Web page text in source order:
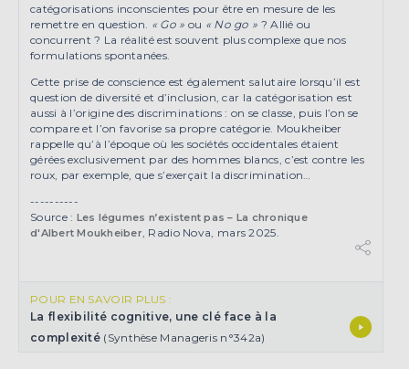
catégorisations inconscientes pour être en mesure de les
remettre en question. « Go » ou « No go » ? Allié ou
concurrent ? La réalité est souvent plus complexe que nos
formulations spontanées.
Cette prise de conscience est également salutaire lorsqu’il est
question de diversité et d’inclusion, car la catégorisation est
aussi à l’origine des discriminations : on se classe, puis l’on se
compare et l’on favorise sa propre catégorie. Moukheiber
rappelle qu’à l’époque où les sociétés occidentales étaient
gérées exclusivement par des hommes blancs, c’est contre les
roux, par exemple, que s’exerçait la discrimination…
----------
Source : Les légumes n’existent pas – La chronique
d'Albert Moukheiber , Radio Nova, mars 2025.
POUR EN SAVOIR PLUS :
La flexibilité cognitive, une clé face à la
complexité (Synthèse Manageris n°342a)